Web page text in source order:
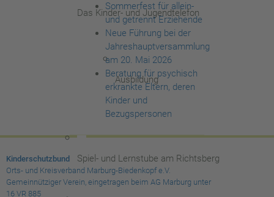
Das Kinder- und Jugendtelefon
Ausbildung
Spiel- und Lernstube am Richtsberg
Sommerfest für allein-
und getrennt Erziehende
Neue Führung bei der
Jahreshauptversammlung
am 20. Mai 2026
Beratung für psychisch
erkrankte Eltern, deren
Kinder und
Bezugspersonen
Kinderschutzbund
Orts- und Kreisverband Marburg-Biedenkopf e.V.
Gemeinnütziger Verein, eingetragen beim AG Marburg unter
16 VR 885